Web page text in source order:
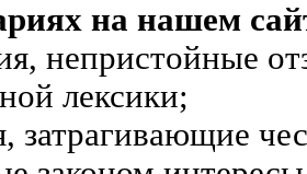
на нашем
непристойные
лексики;
затрагивающие